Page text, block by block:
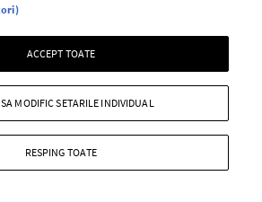
despre
sănătate. Ce diagnostic
2026
se confruntă cu mai multe probleme
ACCEPT TOATE
RESPING TOATE
MODIFIC SETARILE INDIVIDUAL